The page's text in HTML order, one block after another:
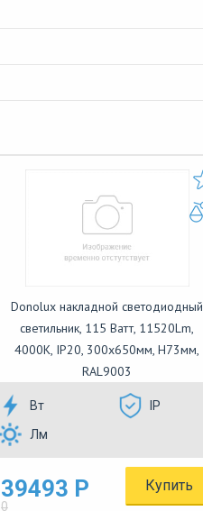
Donolux накладной светодиодный
светильник, 115 Ватт, 11520Lm,
4000К, IP20, 300х650мм, H73мм,
RAL9003
Вт
IP
Лм
39493 Р
0
Купить